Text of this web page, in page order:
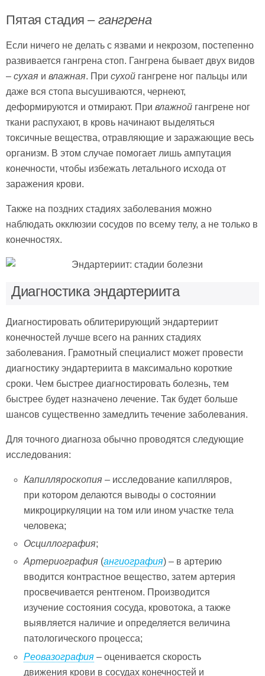
Пятая стадия – гангрена
Если ничего не делать с язвами и некрозом, постепенно
развивается гангрена стоп. Гангрена бывает двух видов
– сухая и влажная. При сухой гангрене ног пальцы или
даже вся стопа высушиваются, чернеют,
деформируются и отмирают. При влажной гангрене ног
ткани распухают, в кровь начинают выделяться
токсичные вещества, отравляющие и заражающие весь
организм. В этом случае помогает лишь ампутация
конечности, чтобы избежать летального исхода от
заражения крови.
Также на поздних стадиях заболевания можно
наблюдать окклюзии сосудов по всему телу, а не только в
конечностях.
Диагностика эндартериита
Диагностировать облитерирующий эндартериит
конечностей лучше всего на ранних стадиях
заболевания. Грамотный специалист может провести
диагностику эндартериита в максимально короткие
сроки. Чем быстрее диагностировать болезнь, тем
быстрее будет назначено лечение. Так будет больше
шансов существенно замедлить течение заболевания.
Для точного диагноза обычно проводятся следующие
исследования:
Капилляроскопия – исследование капилляров,
при котором делаются выводы о состоянии
микроциркуляции на том или ином участке тела
человека;
Осциллография;
Артериография (ангиография) – в артерию
вводится контрастное вещество, затем артерия
просвечивается рентгеном. Производится
изучение состояния сосуда, кровотока, а также
выявляется наличие и определяется величина
патологического процесса;
Реовазография – оценивается скорость
движения крови в сосудах конечностей и